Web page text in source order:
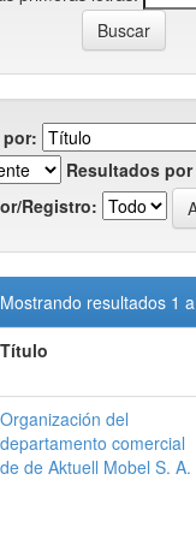
por:
Resultados
Registro:
Mostrando resultados 1
Título
Organización del
departamento comercial
de de Aktuell Mobel S. A.